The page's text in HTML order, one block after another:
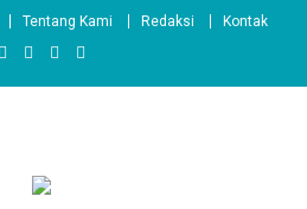
Tentang Kami Redaksi Kontak